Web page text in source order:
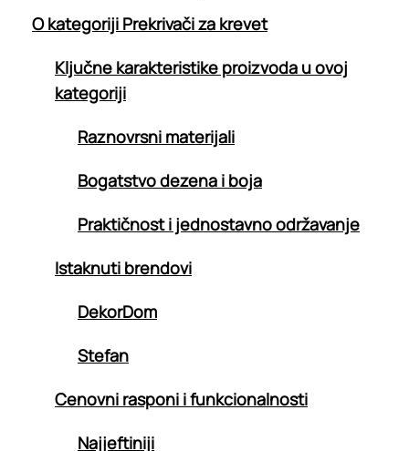
O kategoriji Prekrivači za krevet
Ključne karakteristike proizvoda u ovoj
kategoriji
Raznovrsni materijali
Bogatstvo dezena i boja
Praktičnost i jednostavno održavanje
Istaknuti brendovi
DekorDom
Stefan
Cenovni rasponi i funkcionalnosti
Najjeftiniji